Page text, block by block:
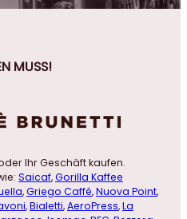
MUSS!
Ihr Geschäft kaufen.
Saicaf,Gorilla Kaffee
,Griego Caffé,Nuova Point,
,Bialetti,AeroPress,La